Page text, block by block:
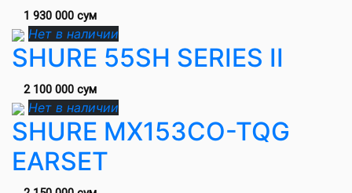
1 930 000 сум
Нет в наличии
SHURE 55SH SERIES II
2 100 000 сум
Нет в наличии
SHURE MX153CO-TQG
EARSET